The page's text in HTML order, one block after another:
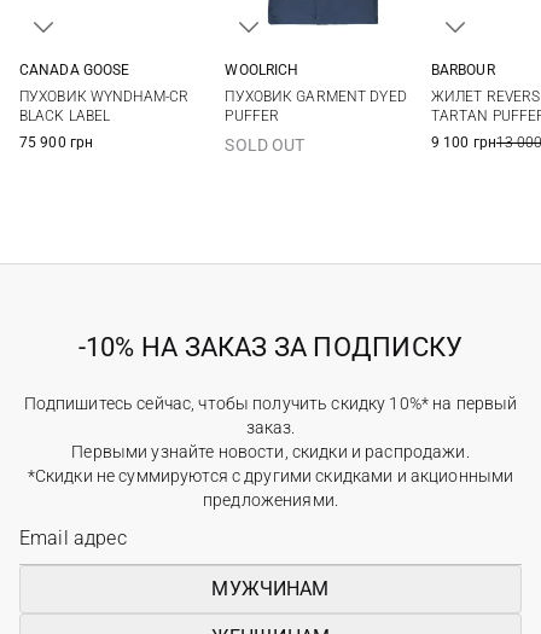
CANADA GOOSE
ПУХОВИК WYNDHAM-CR
BLACK LABEL
75 900 грн
WOOLRICH
ПУХОВИК GARMENT DYED
PUFFER
SOLD OUT
BARBOUR
ЖИЛЕТ
TARTAN
9 100 грн13
-10% НА ЗАКАЗ ЗА ПОДПИСКУ
Подпишитесь сейчас, чтобы получить скидку 10%* на первый
заказ.
Первыми узнайте новости, скидки и распродажи.
*Скидки не суммируются с другими скидками и акционными
предложениями.
МУЖЧИНАМ